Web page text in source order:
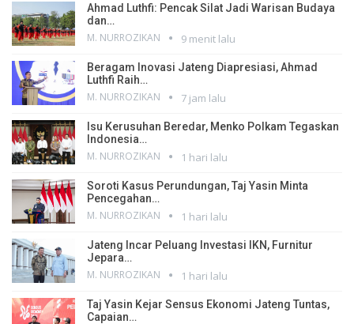
Ahmad Luthfi: Pencak Silat Jadi Warisan Budaya
dan…
M. NURROZIKAN 9 menit lalu
Beragam Inovasi Jateng Diapresiasi, Ahmad
Luthfi Raih…
M. NURROZIKAN 7 jam lalu
Isu Kerusuhan Beredar, Menko Polkam Tegaskan
Indonesia…
M. NURROZIKAN 1 hari lalu
Soroti Kasus Perundungan, Taj Yasin Minta
Pencegahan…
M. NURROZIKAN 1 hari lalu
Jateng Incar Peluang Investasi IKN, Furnitur
Jepara…
M. NURROZIKAN 1 hari lalu
Taj Yasin Kejar Sensus Ekonomi Jateng Tuntas,
Capaian…